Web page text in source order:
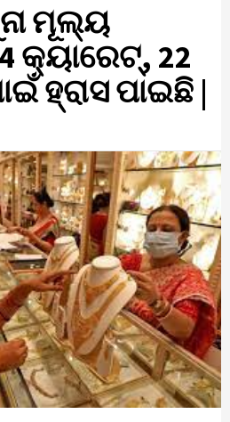
ମୂଲ୍ୟ
କ୍ୟାରେଟ୍, 22
ହ୍ରାସ ପାଇଛି |